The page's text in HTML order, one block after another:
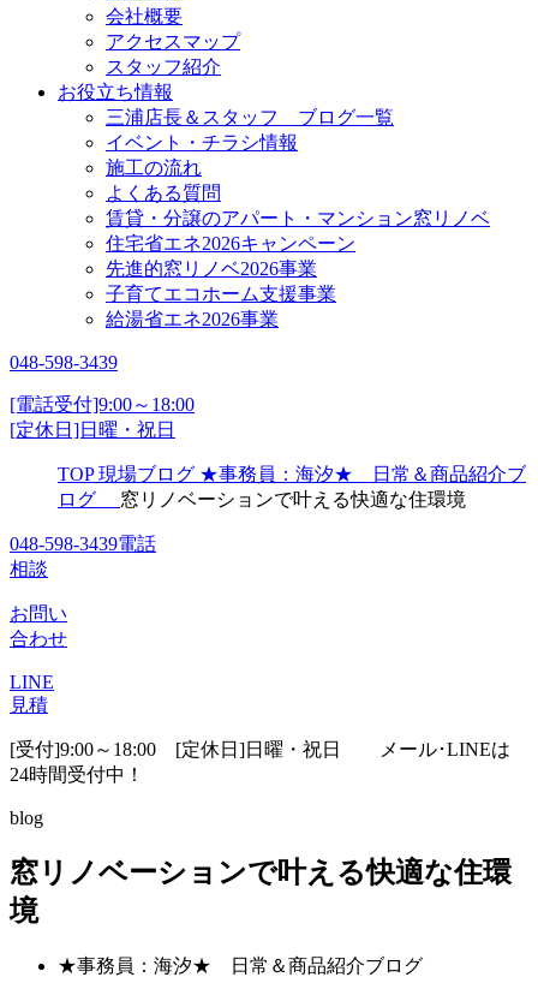
会社概要
アクセスマップ
スタッフ紹介
お役立ち情報
三浦店長＆スタッフ ブログ一覧
イベント・チラシ情報
施工の流れ
よくある質問
賃貸・分譲のアパート・マンション窓リノベ
住宅省エネ2026キャンペーン
先進的窓リノベ2026事業
子育てエコホーム支援事業
給湯省エネ2026事業
048-598-3439
[電話受付]9:00～18:00
[定休日]日曜・祝日
TOP 現場ブログ ★事務員：海汐★ 日常＆商品紹介ブ
ログ
窓リノベーションで叶える快適な住環境
048-598-3439電話
相談
お問い
合わせ
LINE
見積
[受付]9:00～18:00 [定休日]日曜・祝日
メール･LINEは
24時間受付中！
blog
窓リノベーションで叶える快適な住環
境
★事務員：海汐★ 日常＆商品紹介ブログ